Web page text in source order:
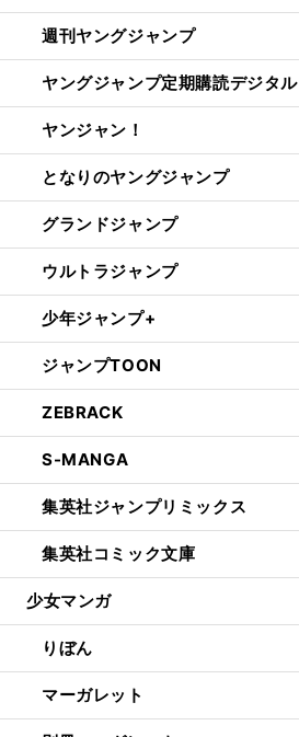
週刊ヤングジャンプ
ヤングジャンプ定期購読デジタル
ヤンジャン！
となりのヤングジャンプ
グランドジャンプ
ウルトラジャンプ
少年ジャンプ+
ジャンプTOON
ZEBRACK
S-MANGA
集英社ジャンプリミックス
集英社コミック文庫
少女マンガ
りぼん
マーガレット